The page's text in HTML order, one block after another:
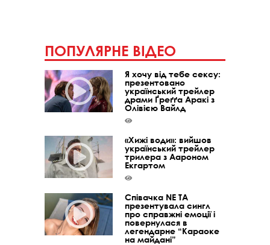
ПОПУЛЯРНЕ ВІДЕО
Я хочу від тебе сексу:
презентовано
український трейлер
драми Ґреґґа Аракі з
Олівією Вайлд
«Хижі води»: вийшов
український трейлер
трилера з Аароном
Екгартом
Співачка NE TA
презентувала сингл
про справжні емоції і
повернулася в
легендарне “Караоке
на майдані”